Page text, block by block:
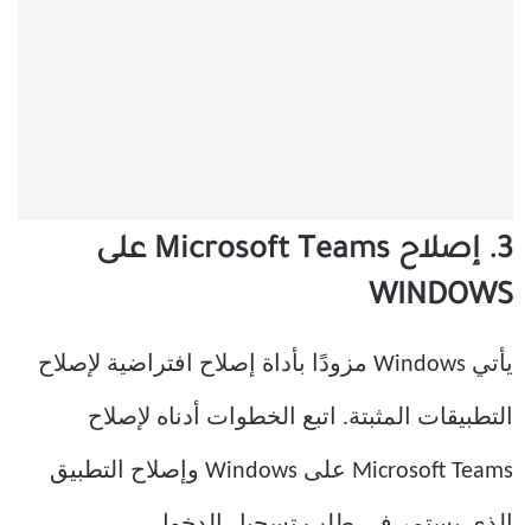
3. إصلاح Microsoft Teams على
WINDOWS
يأتي Windows مزودًا بأداة إصلاح افتراضية لإصلاح
التطبيقات المثبتة. اتبع الخطوات أدناه لإصلاح
Microsoft Teams على Windows وإصلاح التطبيق